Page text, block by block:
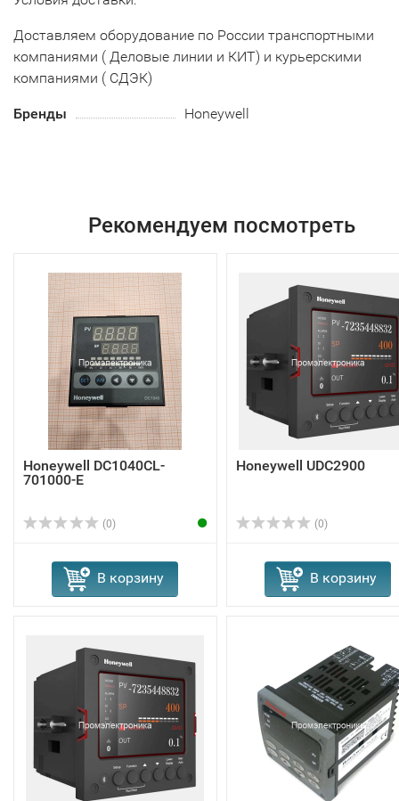
Доставляем оборудование по России транспортными
компаниями ( Деловые линии и КИТ) и курьерскими
компаниями ( СДЭК)
Бренды Honeywell
Рекомендуем посмотреть
Honeywell DC1040CL-
701000-E
(0)
В корзину
Honeywell UDC2900
(0)
В корзину